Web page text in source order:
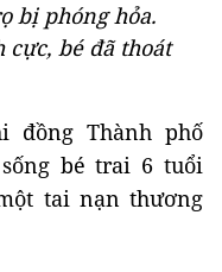
bị phóng hỏa.
bé đã thoát
đồng Thành phố
bé trai 6 tuổi
tai nạn thương